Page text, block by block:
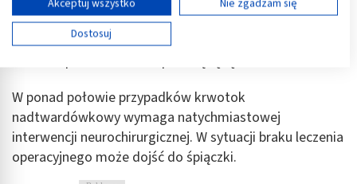
określonych grup mięśni, jest to tzw. marsz
drgawek – drgawki rozprzestrzeniają np. od
W ponad połowie przypadków krwotok
nadtwardówkowy wymaga natychmiastowej
interwencji neurochirurgicznej. W sytuacji braku leczenia
operacyjnego może dojść do śpiączki.
Używamy Twoich danych w następujących celach:
Cele przetwarzania IAB:
Przechowywanie informacji na urządzeniu lub
Wykorzystywanie ograniczonych danych do
wyboru reklam
Tworzenie profili w celu spersonalizowanych
Akceptuj wszystko
Nie zgadzam się
Dostosuj